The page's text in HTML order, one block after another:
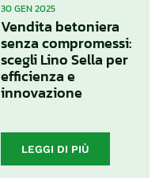
30 GEN 2025
Vendita betoniera
senza compromessi:
scegli Lino Sella per
efficienza e
innovazione
LEGGI DI PIÙ